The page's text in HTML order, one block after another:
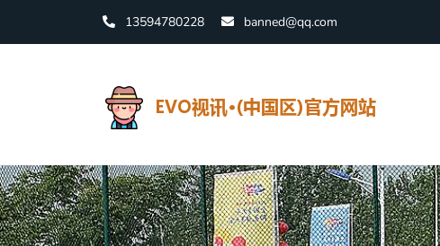
13594780228 banned@qq.com